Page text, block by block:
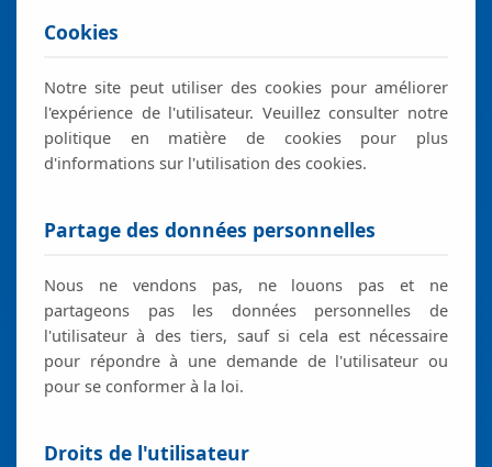
Cookies
Notre site peut utiliser des cookies pour améliorer
l'expérience de l'utilisateur. Veuillez consulter notre
politique en matière de cookies pour plus
d'informations sur l'utilisation des cookies.
Partage des données personnelles
Nous ne vendons pas, ne louons pas et ne
partageons pas les données personnelles de
l'utilisateur à des tiers, sauf si cela est nécessaire
pour répondre à une demande de l'utilisateur ou
pour se conformer à la loi.
Droits de l'utilisateur